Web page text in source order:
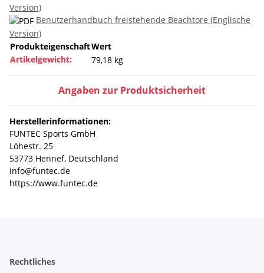
Version)
Benutzerhandbuch freistehende Beachtore (Englische
Version)
ProdukteigenschaftWert
Artikelgewicht:
79,18 kg
Angaben zur Produktsicherheit
Herstellerinformationen:
FUNTEC Sports GmbH
Löhestr. 25
53773 Hennef, Deutschland
info@funtec.de
https://www.funtec.de
Rechtliches